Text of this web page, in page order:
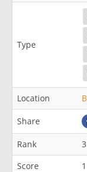
Type
Location
Share
Rank
3
Score
1